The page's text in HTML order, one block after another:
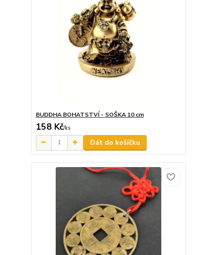
BUDDHA BOHATSTVÍ - SOŠKA 10 cm
158 Kč/ks
Dát do košíčku